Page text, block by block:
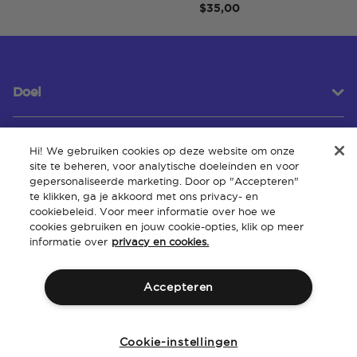
$35,00
Doel
Klantenservice
Over
Hi! We gebruiken cookies op deze website om onze
site te beheren, voor analytische doeleinden en voor
gepersonaliseerde marketing. Door op "Accepteren"
te klikken, ga je akkoord met ons privacy- en
cookiebeleid. Voor meer informatie over hoe we
cookies gebruiken en jouw cookie-opties, klik op meer
informatie over privacy en cookies.
Accepteren
Cookie-instellingen